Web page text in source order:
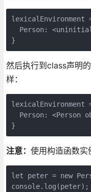
lexicalEnvironment
Person:
}
然后执行到class声明
样：
lexicalEnvironment
Person: <Person
}
注意： 使用构造函数实
let peter = new
console.log(peter);